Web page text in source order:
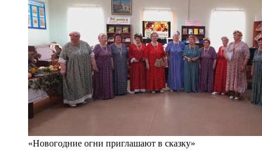
«Новогодние огни приглашают в сказку»